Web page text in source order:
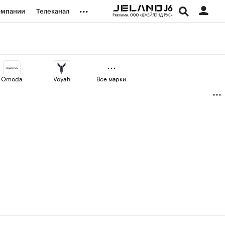
Телеканал ...
Omoda Voyah Все марки